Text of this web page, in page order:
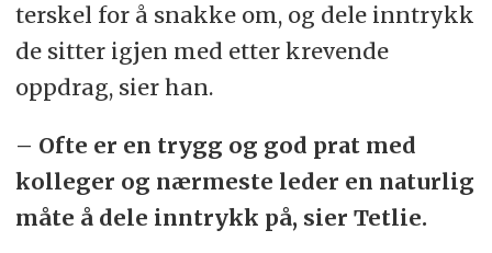
terskel for å snakke om, og dele inntrykk
de sitter igjen med etter krevende
oppdrag, sier han.
– Ofte er en trygg og god prat med
kolleger og nærmeste leder en naturlig
måte å dele inntrykk på, sier Tetlie.